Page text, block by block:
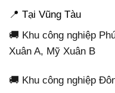
📍 Tại Vũng Tàu
🚚 Khu công nghiệp
Xuân A, Mỹ Xuân B
🚚 Khu công nghiệp